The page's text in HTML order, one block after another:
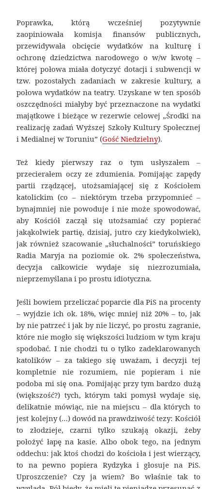
Poprawka, którą wcześniej pozytywnie
zaopiniowała komisja finansów publicznych,
przewidywała obcięcie wydatków na kulturę i
ochronę dziedzictwa narodowego o w/w kwotę –
której połowa miała dotyczyć dotacji i subwencji w
tzw. pozostałych zadaniach w zakresie kultury, a
połowa wydatków na teatry. Uzyskane w ten sposób
oszczędności miałyby być przeznaczone na wydatki
majątkowe i bieżące w rezerwie celowej „Środki na
realizację zadań Wyższej Szkoły Kultury Społecznej
i Medialnej w Toruniu” (Gość Niedzielny).
Też kiedy pierwszy raz o tym usłyszałem –
przecierałem oczy ze zdumienia. Pomijając zapędy
partii rządzącej, utożsamiającej się z Kościołem
katolickim (co – niektórym trzeba przypomnieć –
bynajmniej nie powoduje i nie może spowodować,
aby Kościół zaczął się utożsamiać czy popierać
jakąkolwiek partię, dzisiaj, jutro czy kiedykolwiek),
jak również szacowanie „słuchalności” toruńskiego
Radia Maryja na poziomie ok. 2% społeczeństwa,
decyzja całkowicie wydaje się niezrozumiała,
nieprzemyślana i po prostu idiotyczna.
Jeśli bowiem przeliczać poparcie dla PiS na procenty
– wyjdzie ich ok. 18%, więc mniej niż 20% – to, jak
by nie patrzeć i jak by nie liczyć, po prostu zagranie,
które nie mogło się większości ludziom w tym kraju
spodobać. I nie chodzi tu o tylko zadeklarowanych
katolików – za takiego się uważam, i decyzji tej
kompletnie nie rozumiem, nie popieram i nie
podoba mi się ona. Pomijając przy tym bardzo dużą
(większość?) tych, którym taki pomysł wydaje się,
delikatnie mówiąc, nie na miejscu – dla których to
jest kolejny (…) dowód na prawdziwość tezy: Kościół
to złodzieje, czarni tylko szukają okazji, żeby
położyć łapę na kasie. Albo obok tego, na jednym
oddechu: jak ktoś chodzi do kościoła i jest wierzący,
to na pewno popiera Rydzyka i głosuje na PiS.
Uproszczenie? Czy ja wiem? Bo właśnie tak to